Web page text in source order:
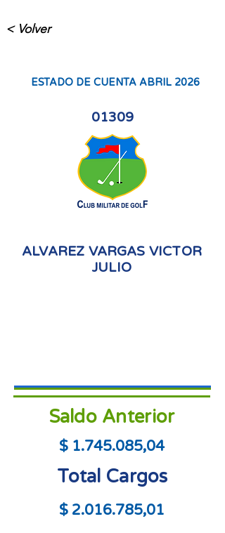
< Volver
ESTADO DE CUENTA ABRIL 2026
01309
ALVAREZ VARGAS VICTOR
JULIO
Saldo Anterior
$ 1.745.085,04
Total Cargos
$ 2.016.785,01